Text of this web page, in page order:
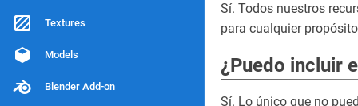
Textures
Models
Blender Add-on
Sí. Todos nuestros
para cualquier
¿Puedo incluir
Sí. Lo único que no